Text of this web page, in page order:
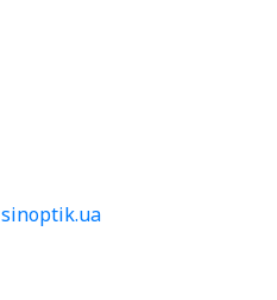
sinoptik.ua